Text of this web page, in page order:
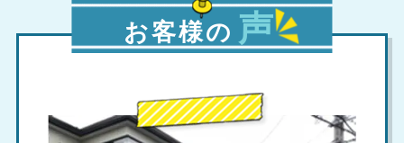
お客様の 声